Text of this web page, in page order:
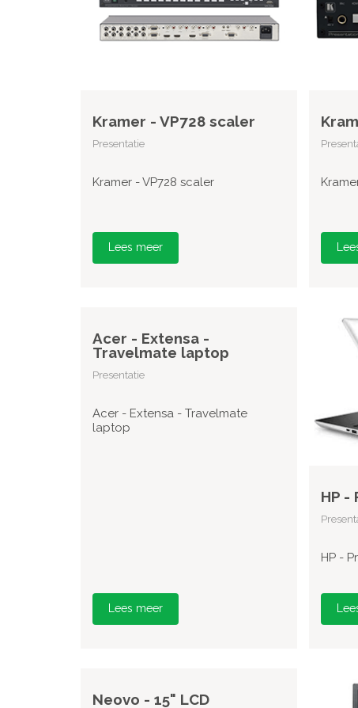
Kramer - VP728 scaler
Presentatie
Kramer - VP728 scaler
Lees meer
Acer - Extensa -
Travelmate laptop
Presentatie
Acer - Extensa - Travelmate
laptop
Lees meer
HP -
HP -
Neovo - 15" LCD